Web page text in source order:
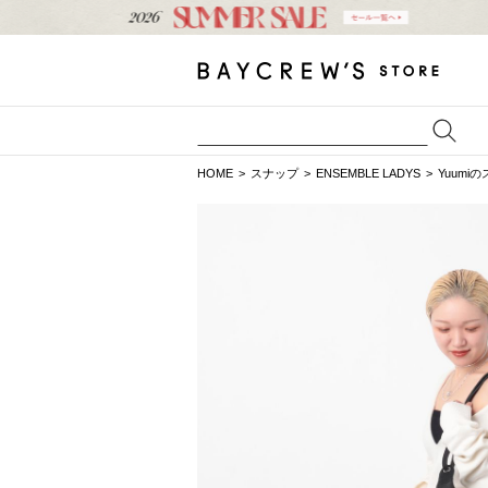
HOME スナップ ENSEMBLE LADYS Yuumiの